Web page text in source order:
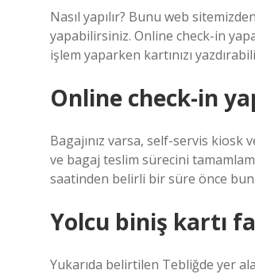
Nasıl yapılır? Bunu web
yapabilirsiniz. Online check-in
işlem yaparken kartınızı
Online check-in
Bagajınız varsa, self-servis kiosk
ve bagaj teslim sürecini
saatinden belirli bir süre önce
Yolcu biniş kartı
Yukarıda belirtilen Tebliğde yer